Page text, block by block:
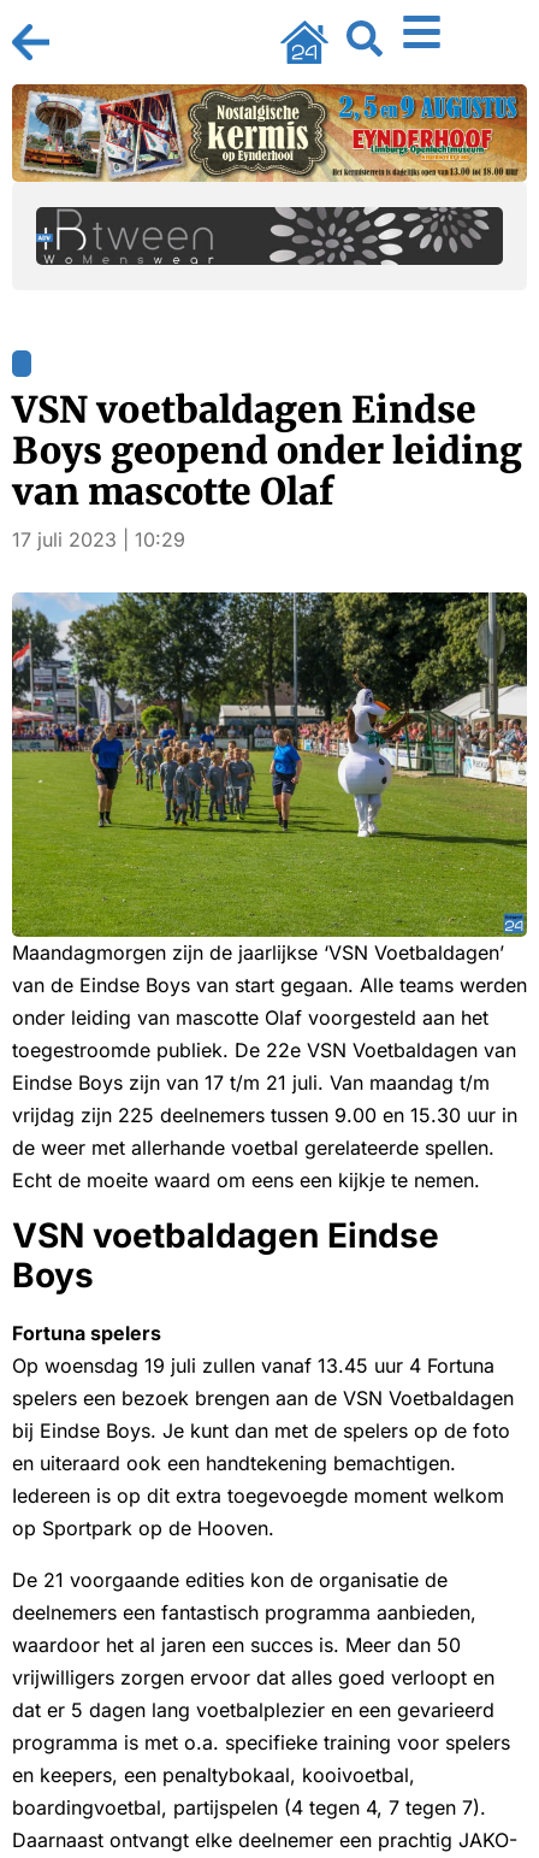
VSN voetbaldagen Eindse
Boys geopend onder leiding
van mascotte Olaf
17 juli 2023 | 10:29
Maandagmorgen zijn de jaarlijkse ‘VSN Voetbaldagen’
van de Eindse Boys van start gegaan. Alle teams werden
onder leiding van mascotte Olaf voorgesteld aan het
toegestroomde publiek. De 22e VSN Voetbaldagen van
Eindse Boys zijn van 17 t/m 21 juli. Van maandag t/m
vrijdag zijn 225 deelnemers tussen 9.00 en 15.30 uur in
de weer met allerhande voetbal gerelateerde spellen.
Echt de moeite waard om eens een kijkje te nemen.
VSN voetbaldagen Eindse
Boys
Fortuna spelers
Op woensdag 19 juli zullen vanaf 13.45 uur 4 Fortuna
spelers een bezoek brengen aan de VSN Voetbaldagen
bij Eindse Boys. Je kunt dan met de spelers op de foto
en uiteraard ook een handtekening bemachtigen.
Iedereen is op dit extra toegevoegde moment welkom
op Sportpark op de Hooven.
De 21 voorgaande edities kon de organisatie de
deelnemers een fantastisch programma aanbieden,
waardoor het al jaren een succes is. Meer dan 50
vrijwilligers zorgen ervoor dat alles goed verloopt en
dat er 5 dagen lang voetbalplezier en een gevarieerd
programma is met o.a. specifieke training voor spelers
en keepers, een penaltybokaal, kooivoetbal,
boardingvoetbal, partijspelen (4 tegen 4, 7 tegen 7).
Daarnaast ontvangt elke deelnemer een prachtig JAKO-